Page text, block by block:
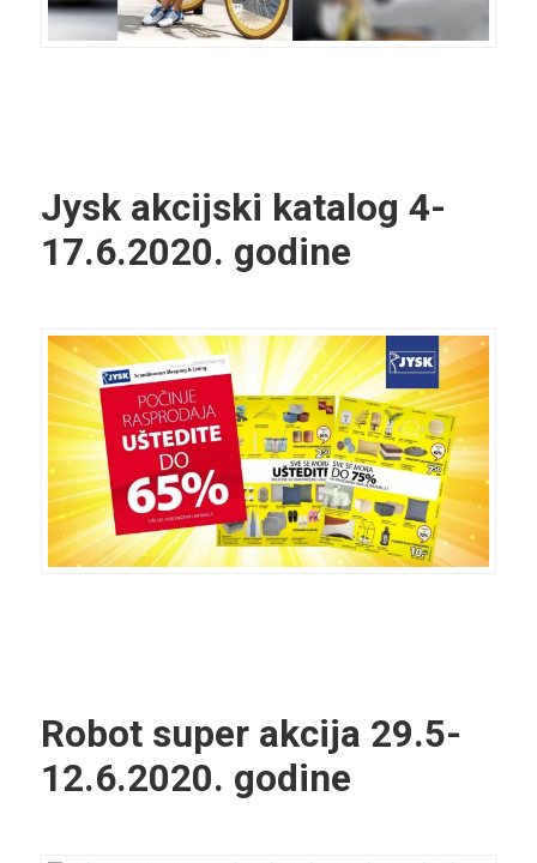
Jysk akcijski katalog 4-
17.6.2020. godine
Robot super akcija 29.5-
12.6.2020. godine